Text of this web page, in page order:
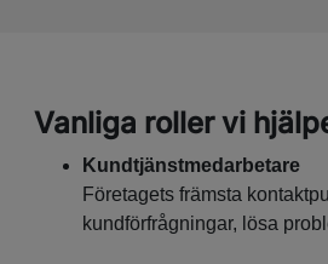
Vanliga roller vi
Kundtjänstmedarbetare
Företagets främsta
kundförfrågningar, lösa